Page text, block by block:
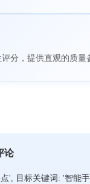
分，提供直观的质量
论
', 目标关键词: '智能